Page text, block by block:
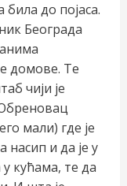
до појаса.
Београда
домове. Те
чији је
мали) где је
насип и да је у
кућама, те да